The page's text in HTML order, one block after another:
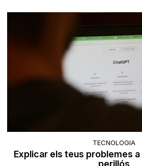
TECNOLOGIA
Explicar els teus problemes
perillós